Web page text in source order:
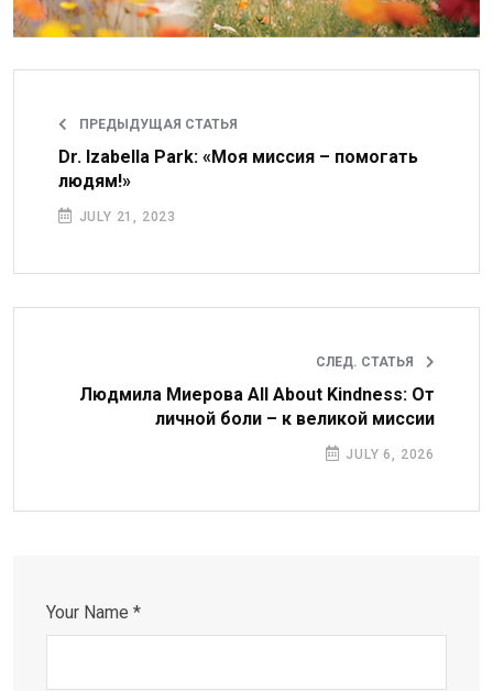
ПРЕДЫДУЩАЯ СТАТЬЯ
Dr. Izabella Park: «Моя миссия – помогать
людям!»
JULY 21, 2023
СЛЕД. СТАТЬЯ
Людмила Миерова All About Kindness: От
личной боли – к великой миссии
JULY 6, 2026
Your Name *